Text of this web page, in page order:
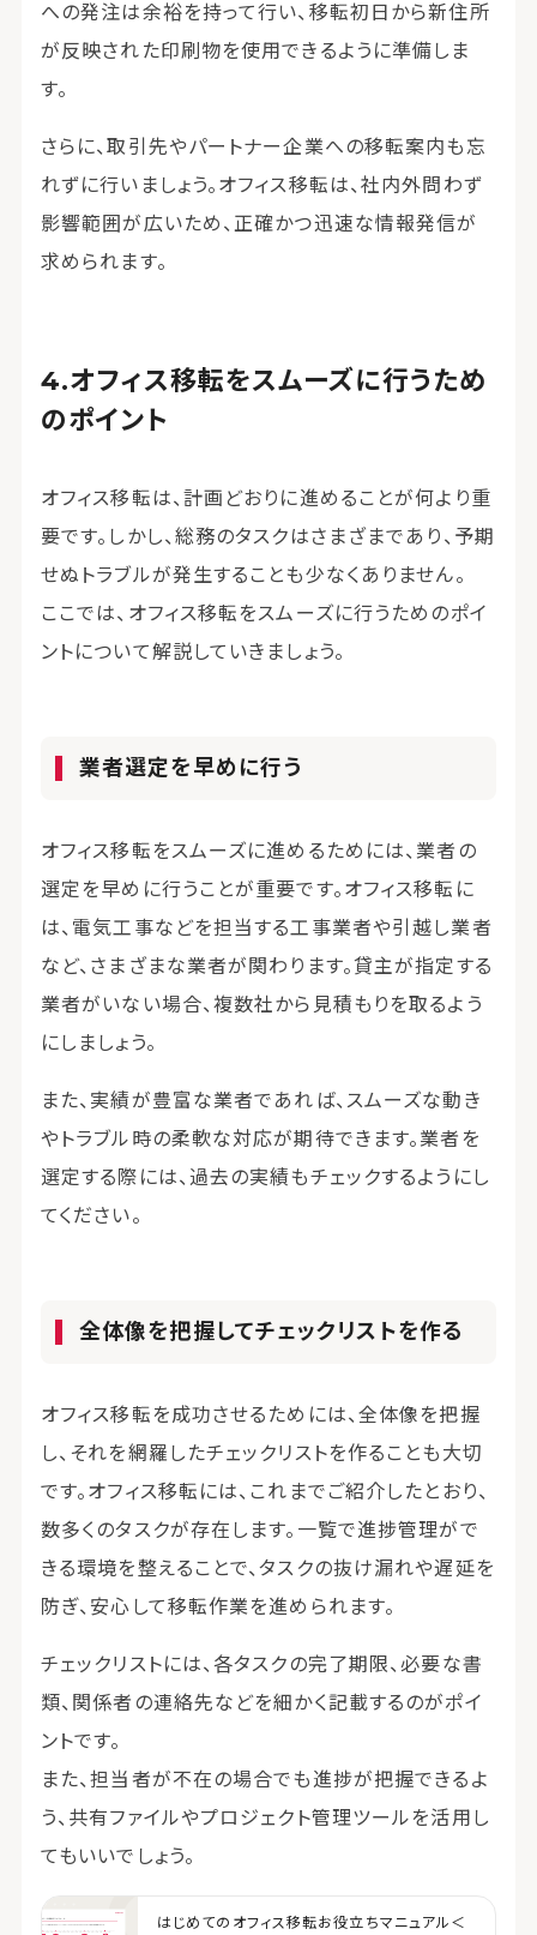
への発注は余裕を持って行い、移転初日から新住所
が反映された印刷物を使用できるように準備しま
す。
さらに、取引先やパートナー企業への移転案内も忘
れずに行いましょう。オフィス移転は、社内外問わず
影響範囲が広いため、正確かつ迅速な情報発信が
求められます。
オフィス移転をスムーズに行うため
のポイント
オフィス移転は、計画どおりに進めることが何より重
要です。しかし、総務のタスクはさまざまであり、予期
せぬトラブルが発生することも少なくありません。
ここでは、オフィス移転をスムーズに行うためのポイ
ントについて解説していきましょう。
業者選定を早めに行う
オフィス移転をスムーズに進めるためには、業者の
選定を早めに行うことが重要です。オフィス移転に
は、電気工事などを担当する工事業者や引越し業者
など、さまざまな業者が関わります。貸主が指定する
業者がいない場合、複数社から見積もりを取るよう
にしましょう。
また、実績が豊富な業者であれば、スムーズな動き
やトラブル時の柔軟な対応が期待できます。業者を
選定する際には、過去の実績もチェックするようにし
てください。
全体像を把握してチェックリストを作る
オフィス移転を成功させるためには、全体像を把握
し、それを網羅したチェックリストを作ることも大切
です。オフィス移転には、これまでご紹介したとおり、
数多くのタスクが存在します。一覧で進捗管理がで
きる環境を整えることで、タスクの抜け漏れや遅延を
防ぎ、安心して移転作業を進められます。
チェックリストには、各タスクの完了期限、必要な書
類、関係者の連絡先などを細かく記載するのがポイ
ントです。
また、担当者が不在の場合でも進捗が把握できるよ
う、共有ファイルやプロジェクト管理ツールを活用し
てもいいでしょう。
はじめてのオフィス移転お役立ちマニュアル＜